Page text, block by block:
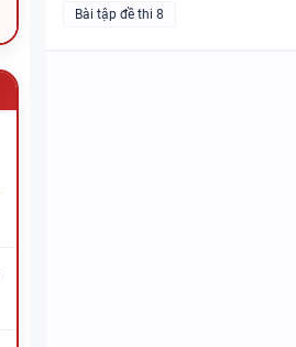
Bài tập đề thi 8